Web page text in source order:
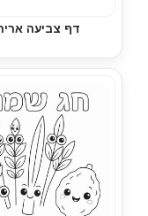
דף צביעה